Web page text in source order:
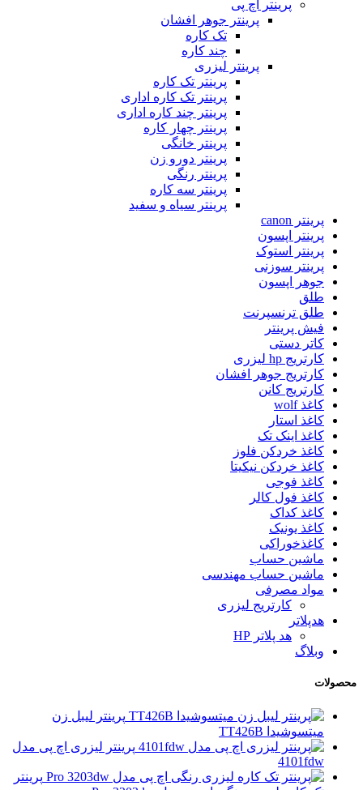
پرینتر اچ پی
پرینتر جوهر افشان
تک کاره
چند کاره
پرینتر لیزری
پرینتر تک کاره
پرینتر تک کاره اداری
پرینتر چند کاره اداری
پرینتر چهار کاره
پرینتر خانگی
پرینتر دورو زن
پرینتر رنگی
پرینتر سه کاره
پرینتر سیاه و سفید
پرینتر canon
پرینتر اپسون
پرینتر استوک
پرینتر سوزنی
جوهر اپسون
طلق
طلق ترنسپرنت
فیش پرینتر
کاتر دستی
کارتریج hp لیزری
کارتریج جوهر افشان
کارتریج کانن
کاغذ wolf
کاغذ استار
کاغذ اینک تک
کاغذ خردکن فلوز
کاغذ خردکن نیکیتا
کاغذ فوجی
کاغذ فول کالر
کاغذ کداک
کاغذ یونیک
کاغذخوراکی
ماشین حساب
ماشین حساب مهندسی
مواد مصرفی
کارتریج لیزری
هدپلاتر
هد پلاتر HP
وبلاگ
محصولات
پرینتر لیبل زن
میتسوشیدا TT426B
پرینتر لیزری اچ پی مدل
4101fdw
پرینتر